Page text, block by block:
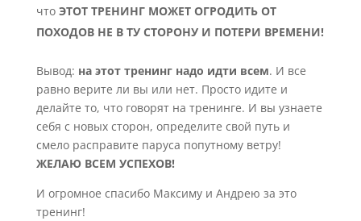
что ЭТОТ ТРЕНИНГ МОЖЕТ ОГРОДИТЬ ОТ
ПОХОДОВ НЕ В ТУ СТОРОНУ И ПОТЕРИ ВРЕМЕНИ!
Вывод: на этот тренинг надо идти всем. И все
равно верите ли вы или нет. Просто идите и
делайте то, что говорят на тренинге. И вы узнаете
себя с новых сторон, определите свой путь и
смело расправите паруса попутному ветру!
ЖЕЛАЮ ВСЕМ УСПЕХОВ!
И огромное спасибо Максиму и Андрею за это
тренинг!